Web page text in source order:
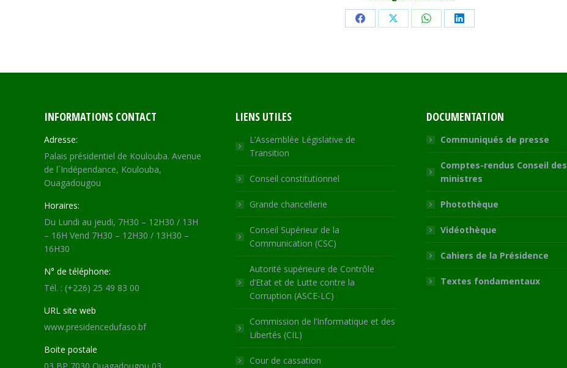
Share Share Share Share
INFORMATIONS CONTACT
Adresse:
Palais présidentiel de Koulouba. Avenue
de l´Indépendance, Koulouba,
Ouagadougou
Horaires:
Du Lundi au jeudi, 7H30 – 12H30 / 13H
– 16H Vend 7H30 – 12H30 / 13H30 –
16H30
N° de téléphone:
Tél. : (+226) 25 49 83 00
URL site web
www.presidencedufaso.bf
Boite postale
LIENS UTILES
L’Assemblée Législative de
Transition
Conseil constitutionnel
Grande chancellerie
Conseil Supérieur de la
Communication (CSC)
Autorité supérieure de Contrôle
d’Etat et de Lutte contre la
Corruption (ASCE-LC)
Commission de l’Informatique et des
Libertés (CIL)
Cour de cassation
DOCUMENTATION
Communiqués de presse
Comptes-rendus Conseil des
ministres
Photothèque
Vidéothèque
Cahiers de la Présidence
Textes fondamentaux